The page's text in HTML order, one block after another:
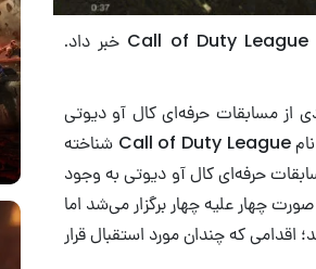
اکتیویژن با انتشار یک کلیپ کوتاه از تغییر در نحوه‌ی برگزاری رقابت‌های Call of Duty League خبر داد.
رقابت‌های آنلاین، شرکت اکتیویژن در سال ۲۰۱۴ میلادی از مسابقات حرفه‌ای کال آو دیوتی
تحت عنوان Call of Duty Pro League رونمایی کرد که در حال حاضر با نام Call of Duty League شناخته
حرفه‌ای کال آو دیوتی به وجود
چهار علیه چهار برگزار می‌شد اما
اقدامی که چندان مورد استقبال قرار